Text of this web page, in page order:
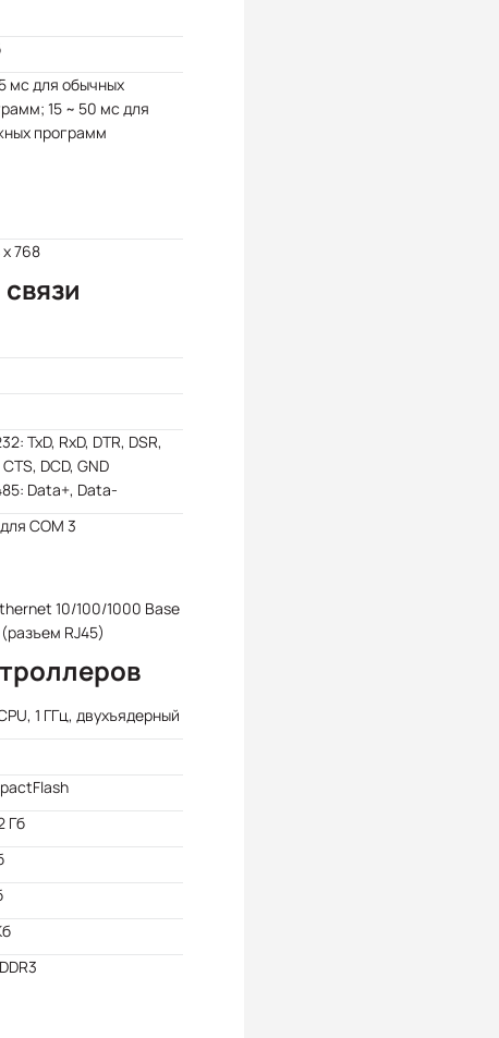
мс для обычных
15 ~ 50 мс для
программ
x 768
TxD, RxD, DTR, DSR,
CTS, DCD, GND
Data+, Data-
COM 3
10/100/1000 Base
RJ45)
1 ГГц, двухъядерный
Гб